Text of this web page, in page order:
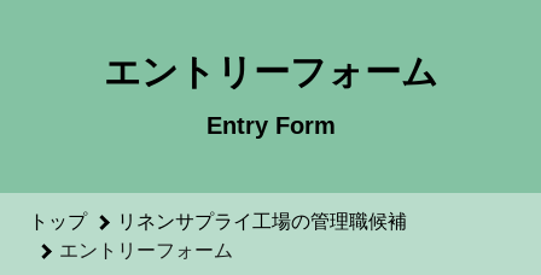
エントリーフォーム
Entry Form
トップ
リネンサプライ工場の管理職候補
エントリーフォーム